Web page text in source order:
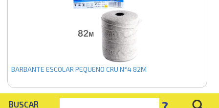
BARBANTE ESCOLAR PEQUENO CRU N°4 82M
BUSCAR